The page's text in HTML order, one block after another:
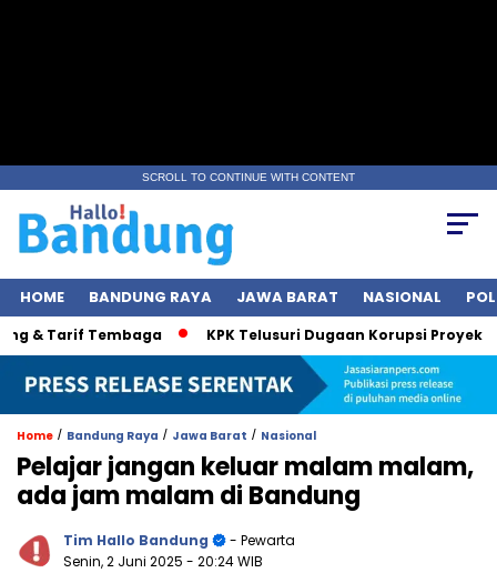
SCROLL TO CONTINUE WITH CONTENT
HOME BANDUNG RAYA JAWA BARAT NASIONAL
Tarif Tembaga KPK Telusuri Dugaan Korupsi Proyek
Home / Bandung Raya / Jawa Barat / Nasional
Pelajar jangan keluar malam malam,
ada jam malam di Bandung
Tim Hallo Bandung
- Pewarta
Senin, 2 Juni 2025 - 20:24 WIB